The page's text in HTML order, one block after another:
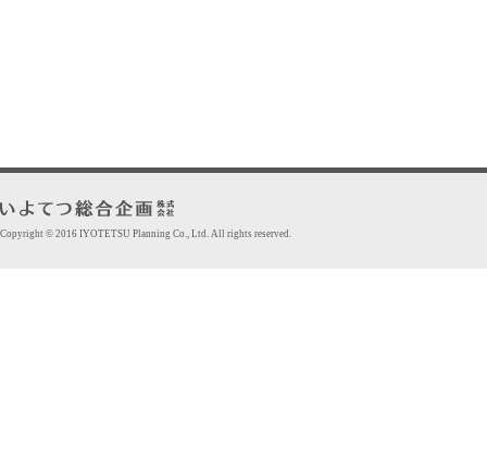
Copyright © 2016 IYOTETSU Planning Co., Ltd. All rights reserved.